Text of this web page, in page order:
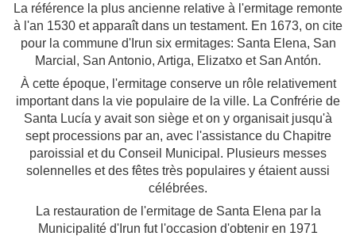
La référence la plus ancienne relative à l'ermitage remonte
à l'an 1530 et apparaît dans un testament. En 1673, on cite
pour la commune d'Irun six ermitages: Santa Elena, San
Marcial, San Antonio, Artiga, Elizatxo et San Antón.
À cette époque, l'ermitage conserve un rôle relativement
important dans la vie populaire de la ville. La Confrérie de
Santa Lucía y avait son siège et on y organisait jusqu'à
sept processions par an, avec l'assistance du Chapitre
paroissial et du Conseil Municipal. Plusieurs messes
solennelles et des fêtes très populaires y étaient aussi
célébrées.
La restauration de l'ermitage de Santa Elena par la
Municipalité d'Irun fut l'occasion d'obtenir en 1971